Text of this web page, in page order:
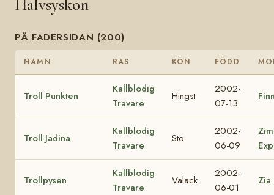
Halvsyskon
PÅ FADERSIDAN (200)
NAMN RAS KÖN FÖDD
Troll Punkten
Kallblodig
Travare
Hingst
2002-
07-13
Troll Jadina
Kallblodig
Travare
Sto
2002-
06-09
Trollpysen
Kallblodig
Travare
Valack
2002-
06-01
Zia